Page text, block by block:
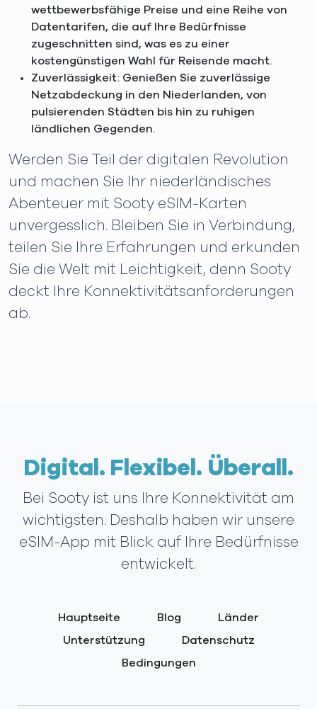
wettbewerbsfähige Preise und eine Reihe von
Datentarifen, die auf Ihre Bedürfnisse
zugeschnitten sind, was es zu einer
kostengünstigen Wahl für Reisende macht.
Zuverlässigkeit: Genießen Sie zuverlässige
Netzabdeckung in den Niederlanden, von
pulsierenden Städten bis hin zu ruhigen
ländlichen Gegenden.
Werden Sie Teil der digitalen Revolution
und machen Sie Ihr niederländisches
Abenteuer mit Sooty eSIM-Karten
unvergesslich. Bleiben Sie in Verbindung,
teilen Sie Ihre Erfahrungen und erkunden
Sie die Welt mit Leichtigkeit, denn Sooty
deckt Ihre Konnektivitätsanforderungen
ab.
Digital. Flexibel. Überall.
Bei Sooty ist uns Ihre Konnektivität am
wichtigsten. Deshalb haben wir unsere
eSIM-App mit Blick auf Ihre Bedürfnisse
entwickelt.
Hauptseite Blog
Länder
Unterstützung
Datenschutz
Bedingungen